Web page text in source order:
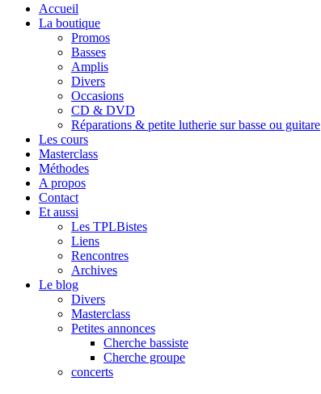
Accueil
La boutique
Promos
Basses
Amplis
Divers
Occasions
CD & DVD
Réparations & petite lutherie sur basse ou guitare
Les cours
Masterclass
Méthodes
A propos
Contact
Et aussi
Les TPLBistes
Liens
Rencontres
Archives
Le blog
Divers
Masterclass
Petites annonces
Cherche bassiste
Cherche groupe
concerts